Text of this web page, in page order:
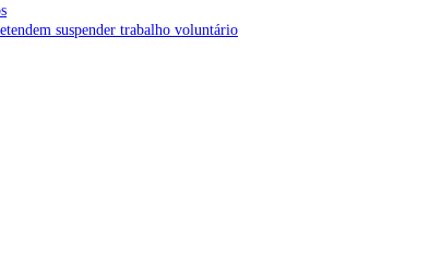
suspender trabalho voluntário